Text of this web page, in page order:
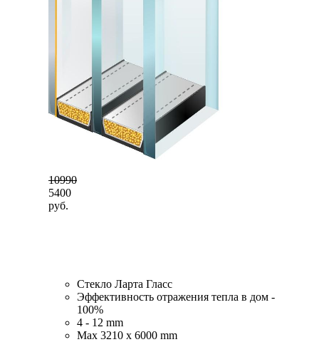
10990
5400
руб.
Стекло Ларта Гласс
Эффективность отражения тепла в дом -
100%
4 - 12 mm
Max 3210 x 6000 mm